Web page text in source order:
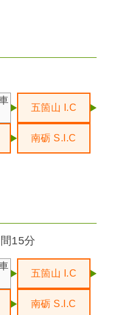
五箇山 I.C
南砺 S.I.C
15分
五箇山 I.C
南砺 S.I.C